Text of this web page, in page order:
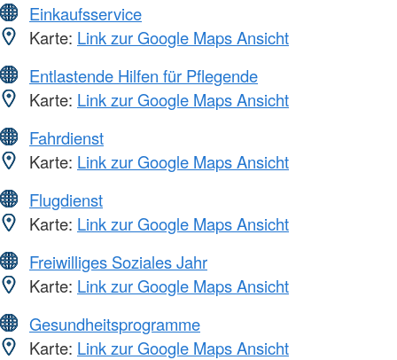
Einkaufsservice
Karte: Link zur Google Maps Ansicht
Entlastende Hilfen für Pflegende
Karte: Link zur Google Maps Ansicht
Fahrdienst
Karte: Link zur Google Maps Ansicht
Flugdienst
Karte: Link zur Google Maps Ansicht
Freiwilliges Soziales Jahr
Karte: Link zur Google Maps Ansicht
Gesundheitsprogramme
Karte: Link zur Google Maps Ansicht